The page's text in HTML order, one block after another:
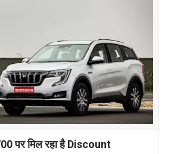
पर मिल रहा है Discount